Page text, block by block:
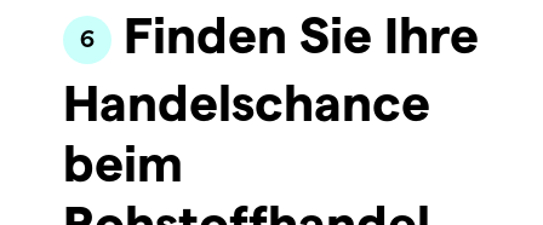
Finden Sie Ihre
Handelschance
beim